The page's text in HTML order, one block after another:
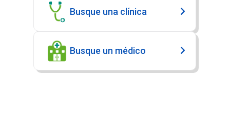
Busque una clínica
Busque un médico